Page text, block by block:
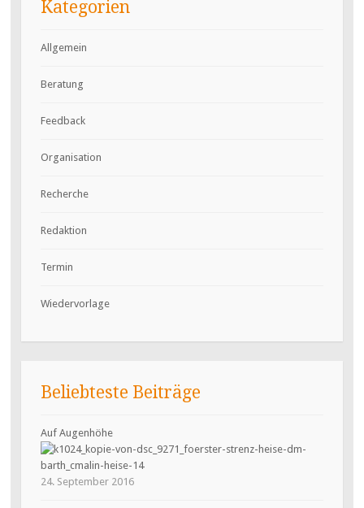
Kategorien
Allgemein
Beratung
Feedback
Organisation
Recherche
Redaktion
Termin
Wiedervorlage
Beliebteste Beiträge
Auf Augenhöhe
24. September 2016